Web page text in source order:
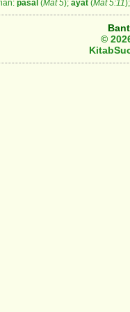
pasal (Mat 5); ayat(Mat 5:11);
©